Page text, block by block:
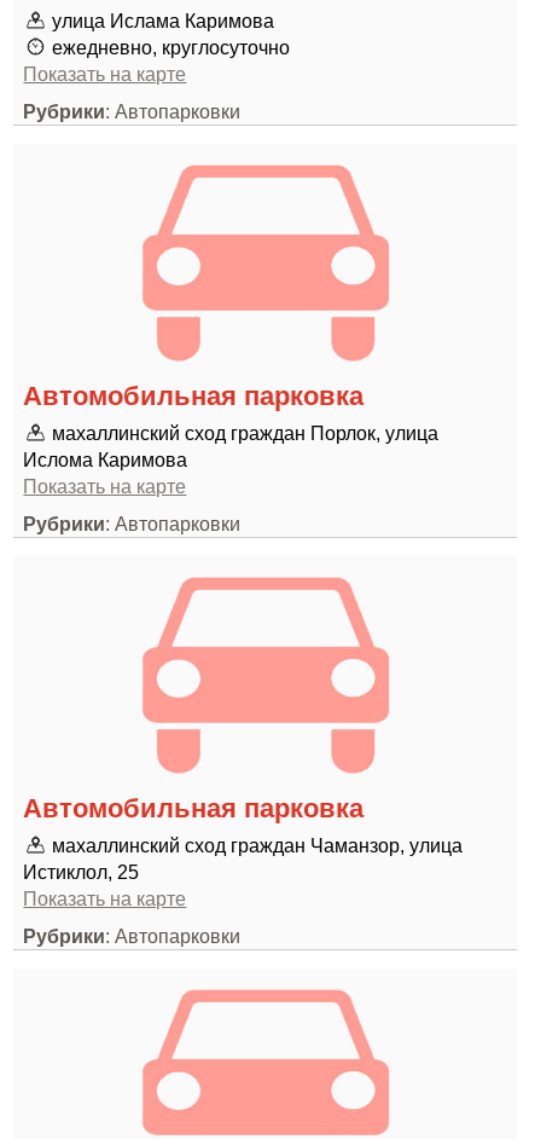
улица Ислама Каримова
ежедневно, круглосуточно
Показать на карте
Рубрики: Автопарковки
Автомобильная парковка
махаллинский сход граждан Порлок, улица
Ислома Каримова
Показать на карте
Рубрики: Автопарковки
Автомобильная парковка
махаллинский сход граждан Чаманзор, улица
Истиклол, 25
Показать на карте
Рубрики: Автопарковки